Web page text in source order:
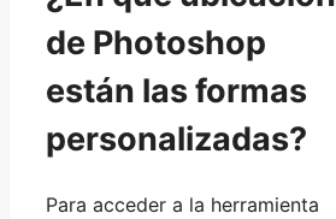
de Photoshop
están las formas
personalizadas?
Para acceder a la herramienta